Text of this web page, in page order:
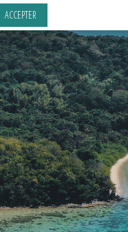
ACCEPTER